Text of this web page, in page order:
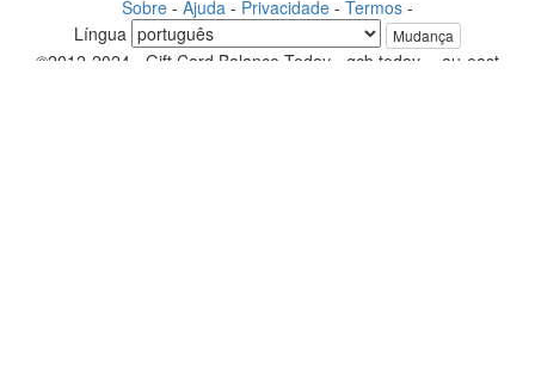
Sobre - Ajuda - Privacidade - Termos -
Língua
Mudança
©2012-2024 - Gift Card Balance Today - gcb.today - -au-east